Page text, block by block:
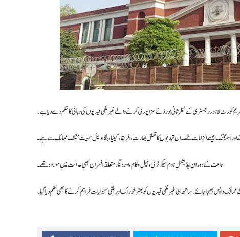
کورٹ لاہور رجسٹری کے نظرثانی بورڈ نے سزا پوری کرنے والے غیر ملکی قیدیوں کی رہائی کا حکم دے دیا ہے۔
سماعت کے دوران ایڈیشنل ہوم سیکرٹری، جیل حکام، اور دیگر متعلقہ افسران بھی عدالت میں موجود تھے۔
واپس بھیجا جائے۔ ساتھ ہی غیر ملکی قیدیوں کو بہتر خوراک اور طبی سہولیات فراہم کرنے کا بھی حکم دیا گیا۔